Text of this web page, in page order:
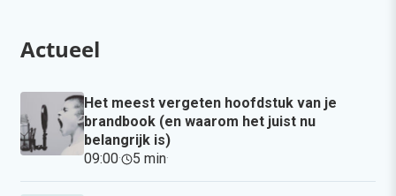
Actueel
Het meest vergeten hoofdstuk van je
brandbook (en waarom het juist nu
belangrijk is)
09:00· 5 min·